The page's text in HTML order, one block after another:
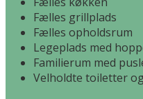
Fælles grillplads
Fælles opholdsrum
Legeplads med
Familierum med
Velholdte toiletter